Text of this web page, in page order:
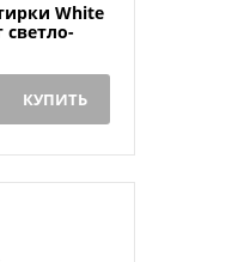
White
светло-
КУПИТЬ